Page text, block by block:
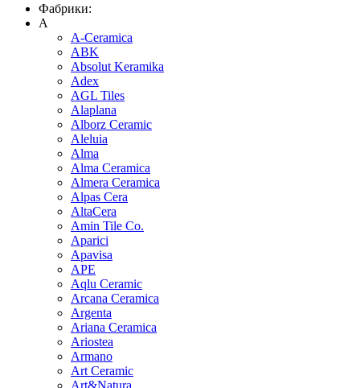
Фабрики:
A
A-Ceramica
ABK
Absolut Keramika
Adex
AGL Tiles
Alaplana
Alborz Ceramic
Aleluia
Alma
Alma Ceramica
Almera Ceramica
Alpas Cera
AltaCera
Amin Tile Co.
Aparici
Apavisa
APE
Aqlu Ceramic
Arcana Ceramica
Argenta
Ariana Ceramica
Ariostea
Armano
Art Ceramic
Art&Natura